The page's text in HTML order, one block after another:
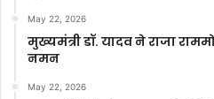
May 22, 2026
मुख्यमंत्री डॉ. यादव ने राजा
नमन
May 22, 2026